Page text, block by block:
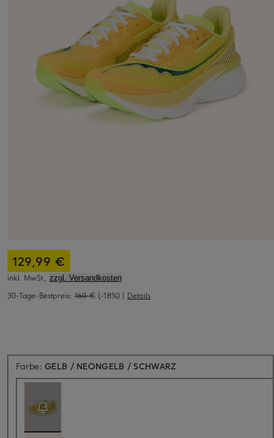
129,99 €
inkl. MwSt., zzgl. Versandkosten
30-Tage-Bestpreis: 160 € (-18%) | Details
Farbe:GELB / NEONGELB / SCHWARZ